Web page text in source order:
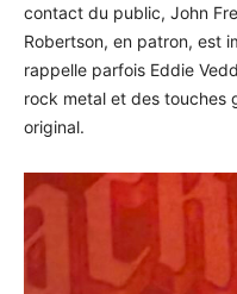
contact du public, John
Robertson, en patron, est
rappelle parfois Eddie
rock metal et des touches
original.